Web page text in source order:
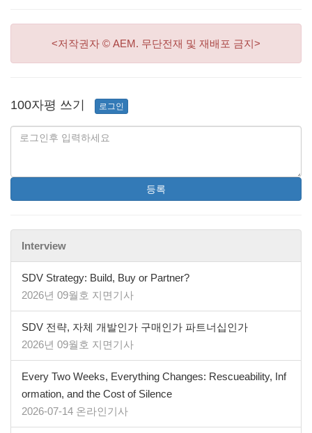
<저작권자 © AEM. 무단전재 및 재배포 금지>
100자평 쓰기 로그인
등록
Interview
SDV Strategy: Build, Buy or Partner?
2026년 09월호 지면기사
SDV 전략, 자체 개발인가 구매인가 파트너십인가
2026년 09월호 지면기사
Every Two Weeks, Everything Changes: Rescueability, Inf
ormation, and the Cost of Silence
2026-07-14 온라인기사